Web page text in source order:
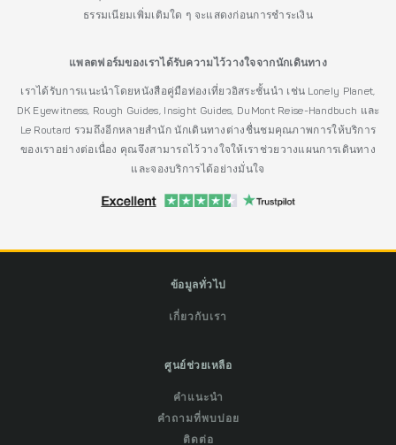
ธรรมเนียมเพิ่มเติมใด ๆ จะแสดงก่อนการชำระเงิน
แพลตฟอร์มของเราได้รับความไว้วางใจจากนักเดินทาง
เราได้รับการแนะนำโดยหนังสือคู่มือท่องเที่ยวอิสระชั้นนำ เช่น Lonely Planet,
DK Eyewitness, Rough Guides, Insight Guides, DuMont Reise-Handbuch และ
Le Routard รวมถึงอีกหลายสำนัก นักเดินทางต่างชื่นชมคุณภาพการให้บริการ
ของเราอย่างต่อเนื่อง คุณจึงสามารถไว้วางใจให้เราช่วยวางแผนการเดินทาง
และจองบริการได้อย่างมั่นใจ
ข้อมูลทั่วไป
เกี่ยวกับเรา
ศูนย์ช่วยเหลือ
คำแนะนำ
คำถามที่พบบ่อย
ติดต่อ